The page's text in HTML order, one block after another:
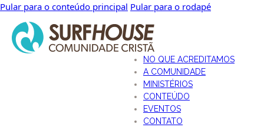
Pular para o conteúdo principal Pular para o rodapé
NO QUE ACREDITAMOS
A COMUNIDADE
MINISTÉRIOS
CONTEÚDO
EVENTOS
CONTATO